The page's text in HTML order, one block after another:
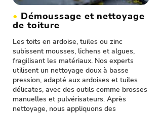
• Démoussage et nettoyage
de toiture
Les toits en ardoise, tuiles ou zinc
subissent mousses, lichens et algues,
fragilisant les matériaux. Nos experts
utilisent un nettoyage doux à basse
pression, adapté aux ardoises et tuiles
délicates, avec des outils comme brosses
manuelles et pulvérisateurs. Après
nettoyage, nous appliquons des